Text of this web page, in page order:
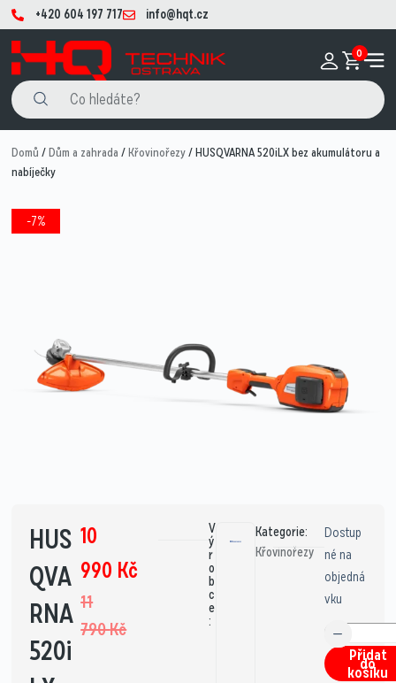
+420 604 197 717 info@hqt.cz
0
Domů /Dům a zahrada /Křovinořezy/ HUSQVARNA 520iLX bez akumulátoru a
nabíječky
-7%
HUS
QVA
RNA
520i
11
790Kč
10
990 Kč
V
ý
r
o
b
c
e
:
Kategorie:
Křovinořezy
Dostup
né na
objedná
vku
Přidat
do
košíku